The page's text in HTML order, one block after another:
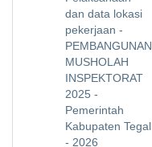
dan data lokasi
pekerjaan -
PEMBANGUNAN
MUSHOLAH
INSPEKTORAT
2025 -
Pemerintah
Kabupaten Tegal
- 2026